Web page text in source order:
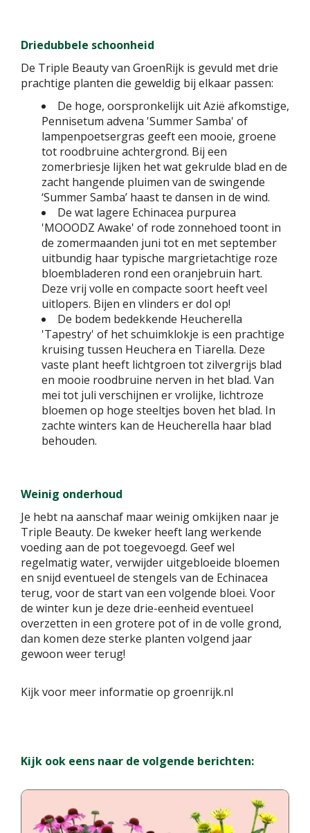
Driedubbele schoonheid
De Triple Beauty van GroenRijk is gevuld met drie
prachtige planten die geweldig bij elkaar passen:
De hoge, oorspronkelijk uit Azië afkomstige,
Pennisetum advena 'Summer Samba' of
lampenpoetsergras geeft een mooie, groene
tot roodbruine achtergrond. Bij een
zomerbriesje lijken het wat gekrulde blad en de
zacht hangende pluimen van de swingende
‘Summer Samba’ haast te dansen in de wind.
De wat lagere Echinacea purpurea
'MOOODZ Awake' of rode zonnehoed toont in
de zomermaanden juni tot en met september
uitbundig haar typische margrietachtige roze
bloembladeren rond een oranjebruin hart.
Deze vrij volle en compacte soort heeft veel
uitlopers. Bijen en vlinders er dol op!
De bodem bedekkende Heucherella
'Tapestry' of het schuimklokje is een prachtige
kruising tussen Heuchera en Tiarella. Deze
vaste plant heeft lichtgroen tot zilvergrijs blad
en mooie roodbruine nerven in het blad. Van
mei tot juli verschijnen er vrolijke, lichtroze
bloemen op hoge steeltjes boven het blad. In
zachte winters kan de Heucherella haar blad
behouden.
Weinig onderhoud
Je hebt na aanschaf maar weinig omkijken naar je
Triple Beauty. De kweker heeft lang werkende
voeding aan de pot toegevoegd. Geef wel
regelmatig water, verwijder uitgebloeide bloemen
en snijd eventueel de stengels van de Echinacea
terug, voor de start van een volgende bloei. Voor
de winter kun je deze drie-eenheid eventueel
overzetten in een grotere pot of in de volle grond,
dan komen deze sterke planten volgend jaar
gewoon weer terug!
Kijk voor meer informatie op groenrijk.nl
Kijk ook eens naar de volgende berichten: